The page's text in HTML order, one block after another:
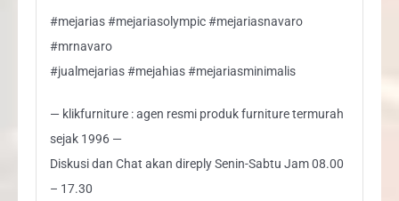
#mejarias #mejariasolympic #mejariasnavaro
#mrnavaro
#jualmejarias #mejahias #mejariasminimalis
— klikfurniture : agen resmi produk furniture termurah
sejak 1996 —
Diskusi dan Chat akan direply Senin-Sabtu Jam 08.00
– 17.30